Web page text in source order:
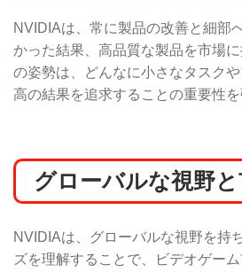
NVIDIAは、常に製品の改善と細部
かった結果、高品質な製品を市場
の姿勢は、どんなに小さなタスク
高の結果を追求することの重要性を
グローバルな視野
NVIDIAは、グローバルな視野を持
ズを理解することで、ビデオゲー